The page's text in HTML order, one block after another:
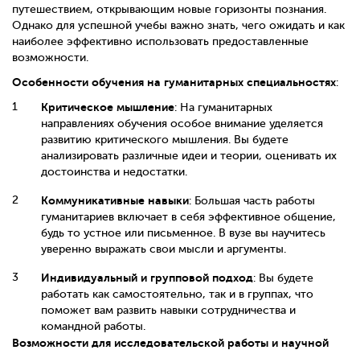
путешествием, открывающим новые горизонты познания.
Однако для успешной учебы важно знать, чего ожидать и как
наиболее эффективно использовать предоставленные
возможности.
Особенности обучения на гуманитарных специальностях:
Критическое мышление: На гуманитарных
направлениях обучения особое внимание уделяется
развитию критического мышления. Вы будете
анализировать различные идеи и теории, оценивать их
достоинства и недостатки.
Коммуникативные навыки: Большая часть работы
гуманитариев включает в себя эффективное общение,
будь то устное или письменное. В вузе вы научитесь
уверенно выражать свои мысли и аргументы.
Индивидуальный и групповой подход: Вы будете
работать как самостоятельно, так и в группах, что
поможет вам развить навыки сотрудничества и
командной работы.
Возможности для исследовательской работы и научной